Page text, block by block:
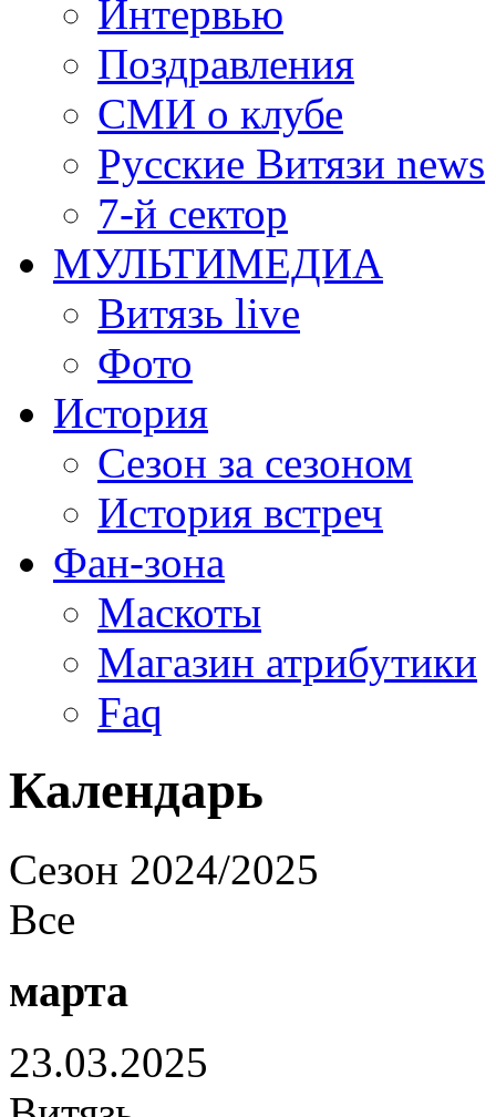
Интервью
Поздравления
СМИ о клубе
Русские Витязи news
7-й сектор
МУЛЬТИМЕДИА
Витязь live
Фото
История
Сезон за сезоном
История встреч
Фан-зона
Маскоты
Магазин атрибутики
Faq
Календарь
Cезон 2024/2025
Все
марта
23.03.2025